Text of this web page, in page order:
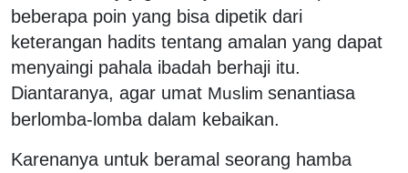
beberapa poin yang bisa dipetik dari
keterangan hadits tentang amalan yang dapat
menyaingi pahala ibadah berhaji itu.
Diantaranya, agar umat Muslim senantiasa
berlomba-lomba dalam kebaikan.
Karenanya untuk beramal seorang hamba